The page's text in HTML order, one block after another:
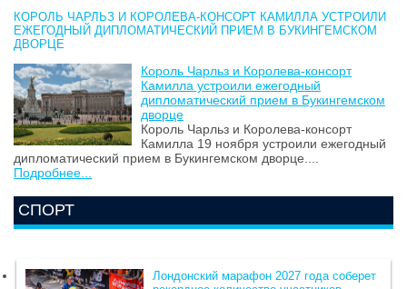
КОРОЛЬ ЧАРЛЬЗ И КОРОЛЕВА-КОНСОРТ КАМИЛЛА УСТРОИЛИ
ЕЖЕГОДНЫЙ ДИПЛОМАТИЧЕСКИЙ ПРИЕМ В БУКИНГЕМСКОМ
ДВОРЦЕ
Король Чарльз и Королева-консорт
Камилла устроили ежегодный
дипломатический прием в Букингемском
дворце
Король Чарльз и Королева-консорт
Камилла 19 ноября устроили ежегодный
дипломатический прием в Букингемском дворце....
Подробнее...
СПОРТ
Лондонский марафон 2027 года соберет